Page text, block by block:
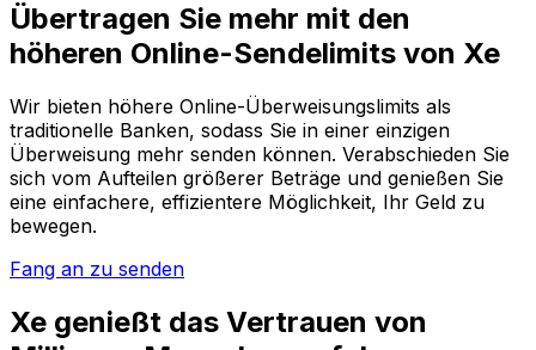
Übertragen Sie mehr mit den
höheren Online-Sendelimits von Xe
Wir bieten höhere Online-Überweisungslimits als
traditionelle Banken, sodass Sie in einer einzigen
Überweisung mehr senden können. Verabschieden Sie
sich vom Aufteilen größerer Beträge und genießen Sie
eine einfachere, effizientere Möglichkeit, Ihr Geld zu
bewegen.
Fang an zu senden
Xe genießt das Vertrauen von